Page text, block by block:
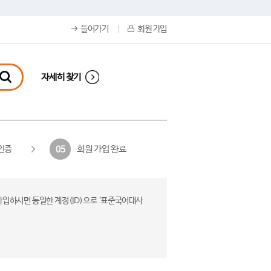
들어가기 회원 가입
자세히 찾기
증 05 회원 가입 완료
하시면 동일한 계정(ID)으로 ‘표준국어대사